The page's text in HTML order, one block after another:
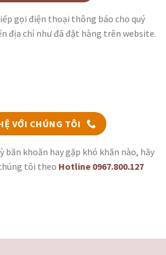
gọi điện thoại thông báo cho quý
địa chỉ như đã đặt hàng trên website.
VỚI CHÚNG TÔI
băn khoăn hay gặp khó khăn nào, hãy
tôi theo Hotline 0967.800.127